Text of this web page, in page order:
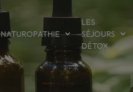
NATUROPATHIE
LES
SÉJOURS
DÉTOX